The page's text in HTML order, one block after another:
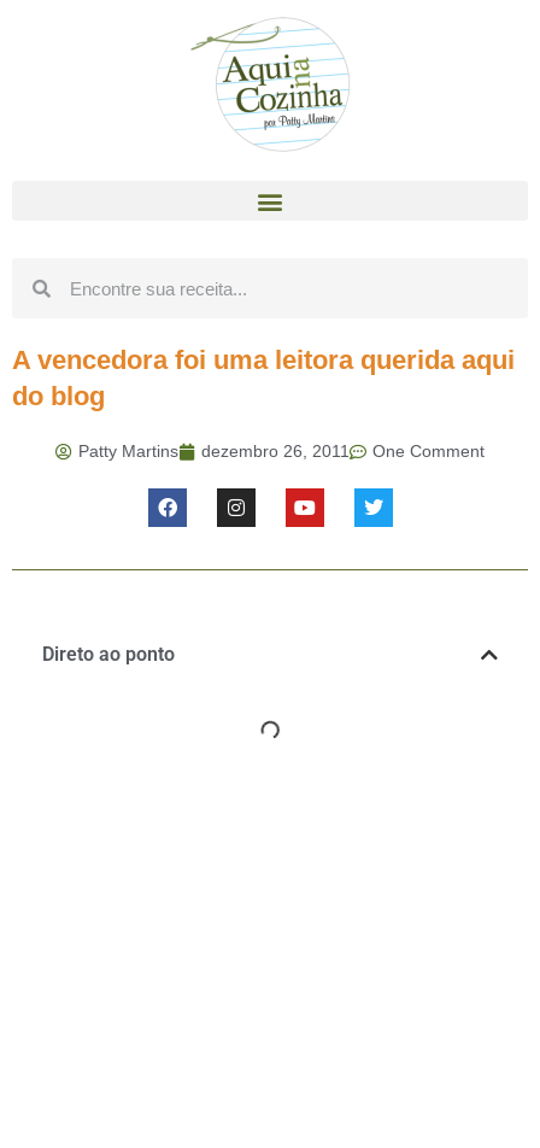
A vencedora foi uma leitora querida aqui
do blog
Patty Martins dezembro 26, 2011 One Comment
Direto ao ponto